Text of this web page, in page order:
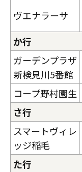
ヴエナラーサ
か行
ガーデンプラザ
新検見川5番館
コープ野村園生
さ行
スマートヴィレ
ッジ稲毛
た行